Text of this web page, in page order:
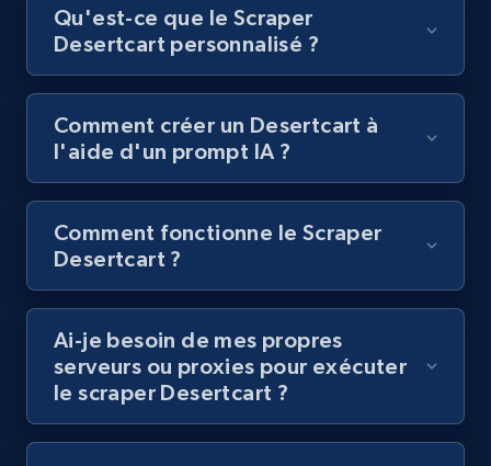
posts by hashtags
URL, Title, Youtuber, Youtuber md5, Video url,
Video length, Likes, Views, and more.
8K+ 713+ Essai gratuit
Youtube - Videos posts - Discovery records
by Explore page URL
713+
Qu'est-ce que le Scraper
Desertcart personnalisé ?
Comment créer un Desertcart à
l'aide d'un prompt IA ?
Comment fonctionne le Scraper
Desertcart ?
Ai-je besoin de mes propres
serveurs ou proxies pour exécuter
le scraper Desertcart ?